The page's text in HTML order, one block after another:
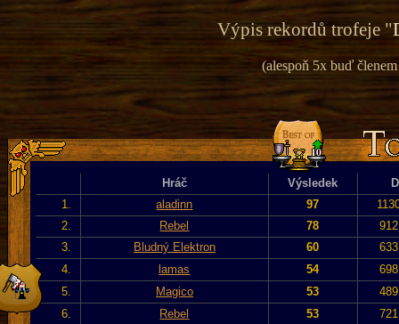
Výpis rekordů trofeje "
(alespoň 5x buď
Hráč Výsledek
1.
aladinn 97
2.
Rebel 78
3.
Bludný Elektron 60
4.
lamas 54
5.
Magico 53
6.
Rebel 53